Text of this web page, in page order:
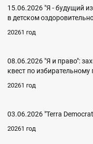
15.06.2026 "Я - будущий
в детском
20261 год
08.06.2026 "Я и право":
квест по избирательному
20261 год
03.06.2026 "Terra
20261 год